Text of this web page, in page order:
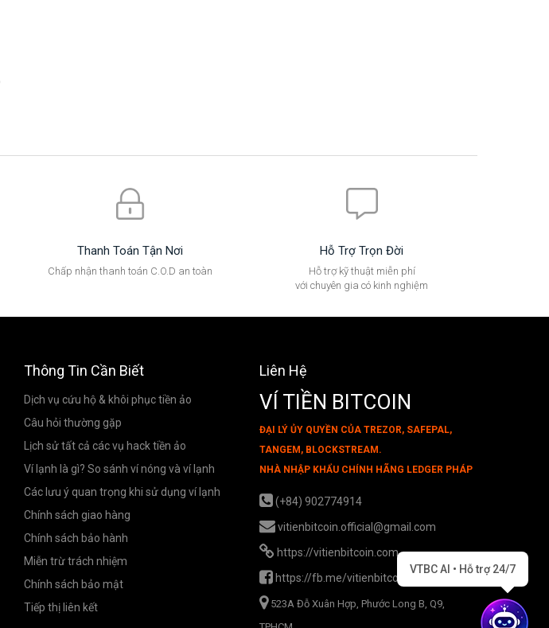
Thanh Toán Tận Nơi
Chấp nhận thanh toán C.O.D an toàn
Hỗ Trợ Trọn Đời
Hỗ trợ kỹ thuật miễn phí
với chuyên gia có kinh nghiệm
Thông Tin Cần Biết
Dịch vụ cứu hộ & khôi phục tiền ảo
Câu hỏi thường gặp
Lịch sử tất cả các vụ hack tiền ảo
Ví lạnh là gì? So sánh ví nóng và ví lạnh
Các lưu ý quan trọng khi sử dụng ví lạnh
Chính sách giao hàng
Chính sách bảo hành
Miễn trừ trách nhiệm
Chính sách bảo mật
Tiếp thị liên kết
Liên Hệ
VÍ TIỀN BITCOIN
ĐẠI LÝ ỦY QUYỀN CỦA TREZOR, SAFEPAL,
TANGEM, BLOCKSTREAM.
NHÀ NHẬP KHẨU CHÍNH HÃNG LEDGER PHÁP
(+84) 902774914
vitienbitcoin.official@gmail.com
https://vitienbitcoin.com
https://fb.me/vitienbitcoin
523A Đỗ Xuân Hợp, Phước Long B, Q9,
VTBC AI • Hỗ trợ 24/7